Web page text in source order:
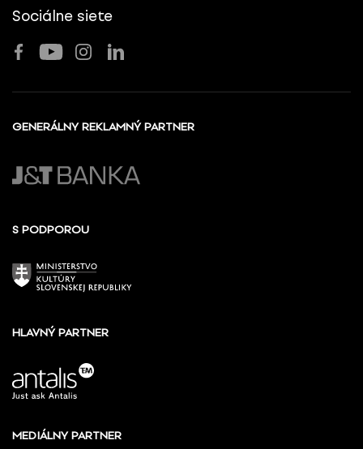
Sociálne siete
GENERÁLNY REKLAMNÝ PARTNER
S PODPOROU
HLAVNÝ PARTNER
MEDIÁLNY PARTNER